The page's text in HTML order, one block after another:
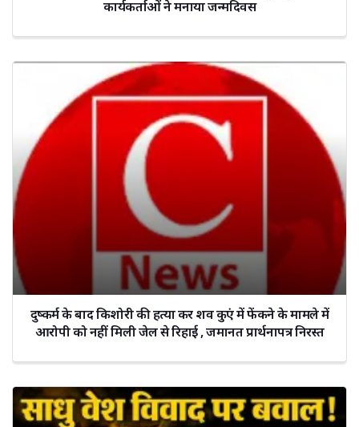
कार्यकर्ताओं ने मनाया जन्मदिवस
दुष्कर्म के बाद किशोरी की हत्या कर शव कुएं में फेंकने के मामले में
आरोपी को नहीं मिली जेल से रिहाई , जमानत प्रार्थनापत्र निरस्त